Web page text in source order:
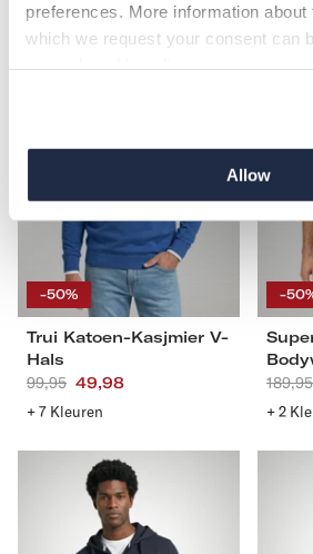
preferences. More information
which we request your consent can
Allow
Trui
Katoen-
Hals
-50%
M L XL
XXL 3XL 4XL
Trui Katoen-Kasjmier V-
Hals
Aanbevolen
prijs
99,95 Actieprijs
49,98
+ 7 Kleuren
Super
Light
-
prijs
189,95
+ 2